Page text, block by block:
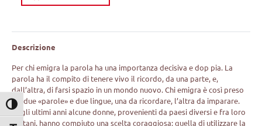
Attiva/disattiva alto contrasto
Descrizione
Per chi emigra la parola ha una importanza decisiva e dop pia. La
parola ha il compito di tenere vivo il ricordo, da una parte, e,
dall’altra, di farsi spazio in un mondo nuovo. Chi emigra è così preso
tra due «parole» e due lingue, una da ricordare, l’altra da imparare.
Negli ultimi anni alcune donne, provenienti da paesi diversi e fra loro
lontani, hanno compiuto una scelta coraggiosa: quella di utilizzare la